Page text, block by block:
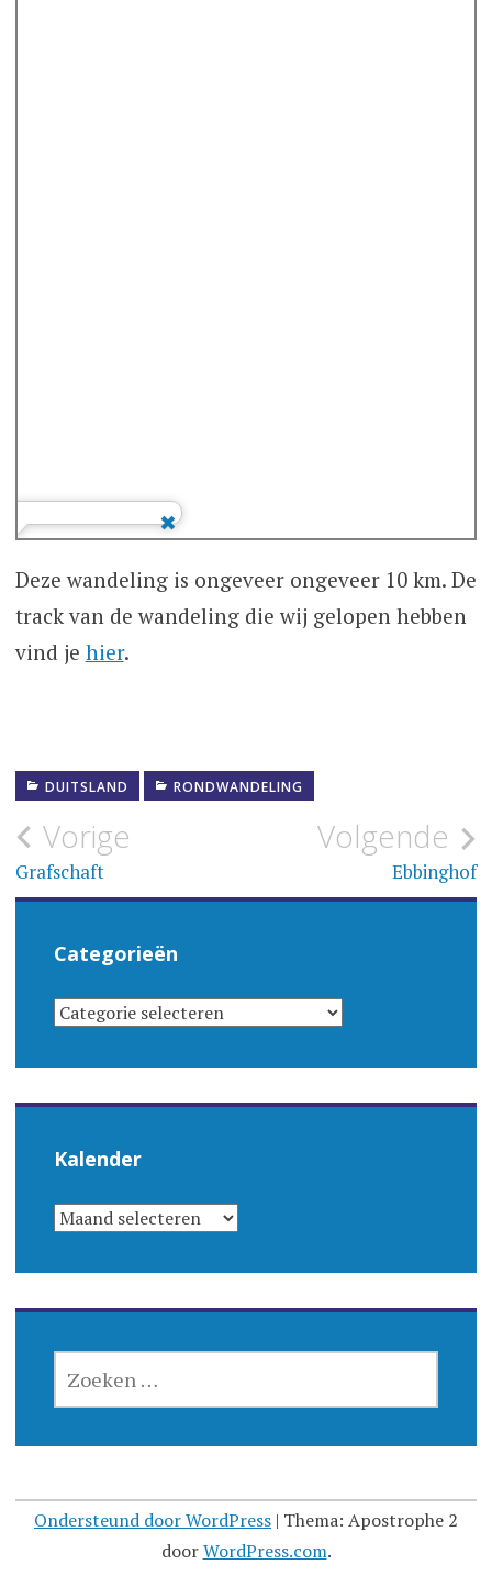
Deze wandeling is ongeveer ongeveer 10 km. De
track van de wandeling die wij gelopen hebben
vind je hier.
DUITSLAND RONDWANDELING
Bericht
navigatie
Vorige
Grafschaft
Volgende
Ebbinghof
Categorieën
CATEGORIEËN
Kalender
KALENDER
NAAR:
Ondersteund door WordPress | Thema: Apostrophe 2
doorWordPress.com.